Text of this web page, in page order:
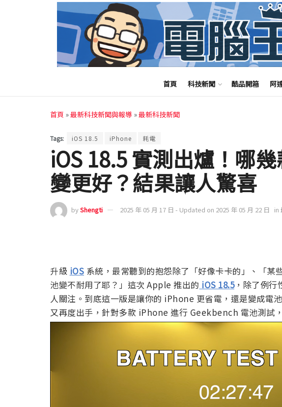
首頁 科技新聞 酷品開箱 阿
首頁 »最新科技新聞與報導 »最新科技新聞
Tags: iOS 18.5 iPhone 耗電
iOS 18.5 實測出爐！哪
變更好？結果讓人驚喜
byShengti 2025 年 05 月 17 日 - Updated on 2025 年 05 月 22 日 in
升級 iOS 系統，最常聽到的抱怨除了「好像卡卡的」、「某
池變不耐用了耶？」這次 Apple 推出的 iOS 18.5，除了例行
人關注。到底這一版是讓你的 iPhone 更省電，還是變成電
又再度出手，針對多款 iPhone 進行 Geekbench 電池測試